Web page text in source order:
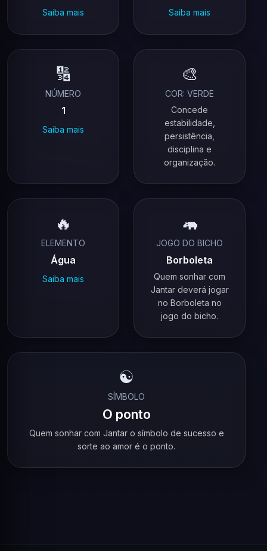
Saiba mais Saiba mais
🔢
NÚMERO
1
Saiba mais
🎨
COR: VERDE
Concede
estabilidade,
persistência,
disciplina e
organização.
🔥
ELEMENTO
Água
Saiba mais
🦛
JOGO DO BICHO
Borboleta
Quem sonhar com
Jantar deverá jogar
no Borboleta no
jogo do bicho.
☯️
SÍMBOLO
O ponto
Quem sonhar com Jantar o símbolo de sucesso e
sorte ao amor é o ponto.